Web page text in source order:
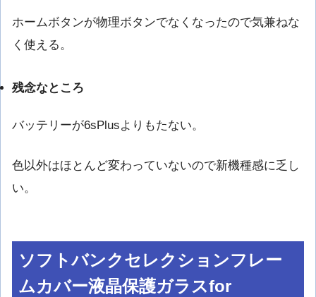
ホームボタンが物理ボタンでなくなったので気兼ねな
く使える。
残念なところ
バッテリーが6sPlusよりもたない。
色以外はほとんど変わっていないので新機種感に乏し
い。
ソフトバンクセレクションフレー
ムカバー液晶保護ガラスfor